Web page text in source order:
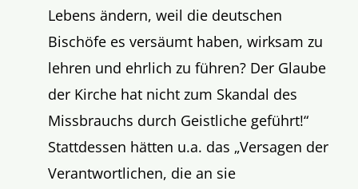
Lebens ändern, weil die deutschen
Bischöfe es versäumt haben, wirksam zu
lehren und ehrlich zu führen? Der Glaube
der Kirche hat nicht zum Skandal des
Missbrauchs durch Geistliche geführt!“
Stattdessen hätten u.a. das „Versagen der
Verantwortlichen, die an sie